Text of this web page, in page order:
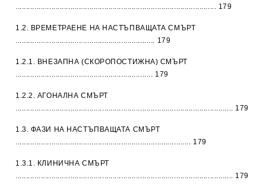
............................................................................................... 179
1.2. ВРЕМЕТРАЕНЕ НА НАСТЪПВАЩАТА СМЪРТ
.................................................................. 179
1.2.1. ВНЕЗАПНА (СКОРОПОСТИЖНА) СМЪРТ
................................................................. 179
1.2.2. АГОНАЛНА СМЪРТ
....................................................................................................... 179
1.3. ФАЗИ НА НАСТЪПВАЩАТА СМЪРТ
................................................................................... 179
1.3.1. КЛИНИЧНА СМЪРТ
....................................................................................................... 179